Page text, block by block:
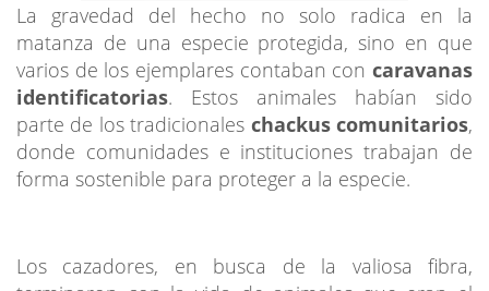
La gravedad del hecho no solo radica en la
matanza de una especie protegida, sino en que
varios de los ejemplares contaban con caravanas
identificatorias. Estos animales habían sido
parte de los tradicionales chackus comunitarios,
donde comunidades e instituciones trabajan de
forma sostenible para proteger a la especie.
Los cazadores, en busca de la valiosa fibra,